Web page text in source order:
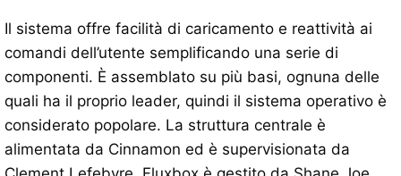
Il sistema offre facilità di caricamento e reattività ai
comandi dell’utente semplificando una serie di
componenti. È assemblato su più basi, ognuna delle
quali ha il proprio leader, quindi il sistema operativo è
considerato popolare. La struttura centrale è
alimentata da Cinnamon ed è supervisionata da